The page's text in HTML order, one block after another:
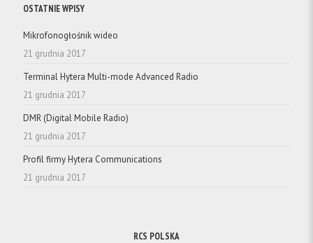
OSTATNIE WPISY
Mikrofonogłośnik wideo
21 grudnia 2017
Terminal Hytera Multi-mode Advanced Radio
21 grudnia 2017
DMR (Digital Mobile Radio)
21 grudnia 2017
Profil firmy Hytera Communications
21 grudnia 2017
RCS POLSKA